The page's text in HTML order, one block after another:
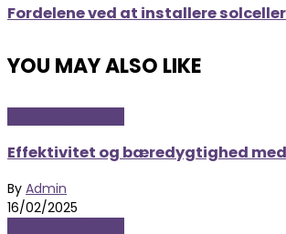
Fordelene ved at installere
YOU MAY ALSO LIKE
Effektivitet og bæredygtighed
By Admin
16/02/2025